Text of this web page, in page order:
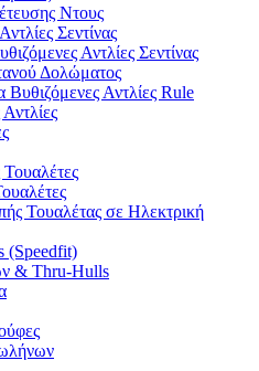
Ντους
Σεντίνας
Αντλίες Σεντίνας
Δολώματος
Βυθιζόμενες Αντλίες Rule
Τουαλέτες
Τουαλέτας σε Ηλεκτρική
(Speedfit)
& Thru-Hulls